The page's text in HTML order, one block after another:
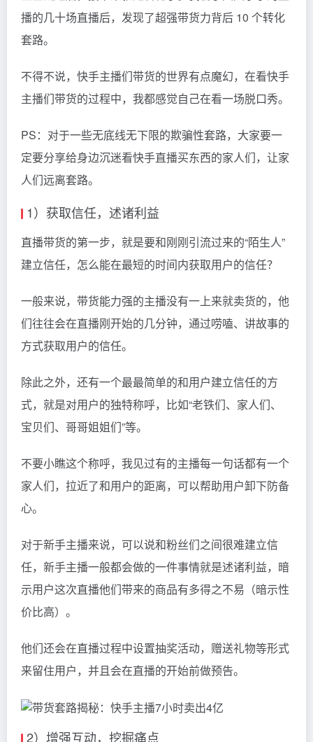
播的几十场直播后，发现了超强带货力背后 10 个转化
套路。
不得不说，快手主播们带货的世界有点魔幻，在看快手
主播们带货的过程中，我都感觉自己在看一场脱口秀。
PS：对于一些无底线无下限的欺骗性套路，大家要一
定要分享给身边沉迷看快手直播买东西的家人们，让家
人们远离套路。
1）获取信任，述诸利益
直播带货的第一步，就是要和刚刚引流过来的“陌生人”
建立信任，怎么能在最短的时间内获取用户的信任？
一般来说，带货能力强的主播没有一上来就卖货的，他
们往往会在直播刚开始的几分钟，通过唠嗑、讲故事的
方式获取用户的信任。
除此之外，还有一个最最简单的和用户建立信任的方
式，就是对用户的独特称呼，比如“老铁们、家人们、
宝贝们、哥哥姐姐们”等。
不要小瞧这个称呼，我见过有的主播每一句话都有一个
家人们，拉近了和用户的距离，可以帮助用户卸下防备
心。
对于新手主播来说，可以说和粉丝们之间很难建立信
任，新手主播一般都会做的一件事情就是述诸利益，暗
示用户这次直播他们带来的商品有多得之不易（暗示性
价比高）。
他们还会在直播过程中设置抽奖活动，赠送礼物等形式
来留住用户，并且会在直播的开始前做预告。
2）增强互动，挖掘痛点